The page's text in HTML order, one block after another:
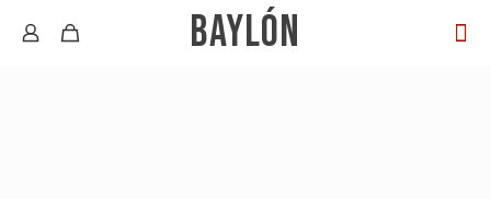
BAYLÓN